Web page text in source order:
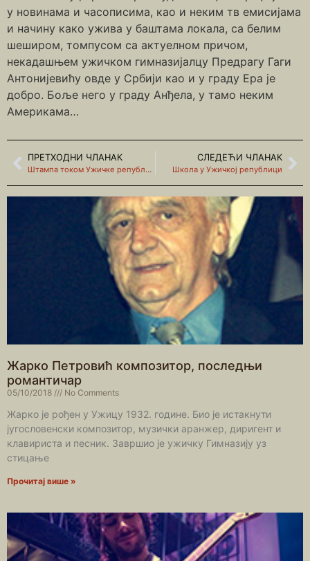
у новинама и часописима, као и неким тв емисијама
и начину како ужива у баштама локала, са белим
шеширом, томпусом са актуелном причом,
некадашњем ужичком гимназијалцу Предрагу Гаги
Антонијевићу овде у Србији као и у граду Ера је
добро. Боље него у граду Анђела, у тамо неким
Америкама…
ПРЕТХОДНИ ЧЛАНАК
Штампа током Ужичке републике
СЛЕДЕЋИ ЧЛАНАК
Школа у Ужичкој републици
Жарко Петровић композитор, последњи
романтичар
05/10/2018 No Comments
Жарко је рођен у Ужицу 1932. године. Био је истакнути
југословенски композитор, музички аранжер, диригент и
клавириста и песник. Завршио је ужичку Гимназију уз
стицање
Прочитај више »